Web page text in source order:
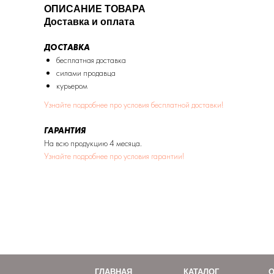
ОПИСАНИЕ ТОВАРА
Доставка и оплата
ДОСТАВКА
бесплатная доставка
силами продавца
курьером
Узнайте подробнее про условия бесплатной доставки!
ГАРАНТИЯ
На всю продукцию 4 месяца.
Узнайте подробнее про условия гарантии!
ГЛАВНАЯ КАТАЛОГ